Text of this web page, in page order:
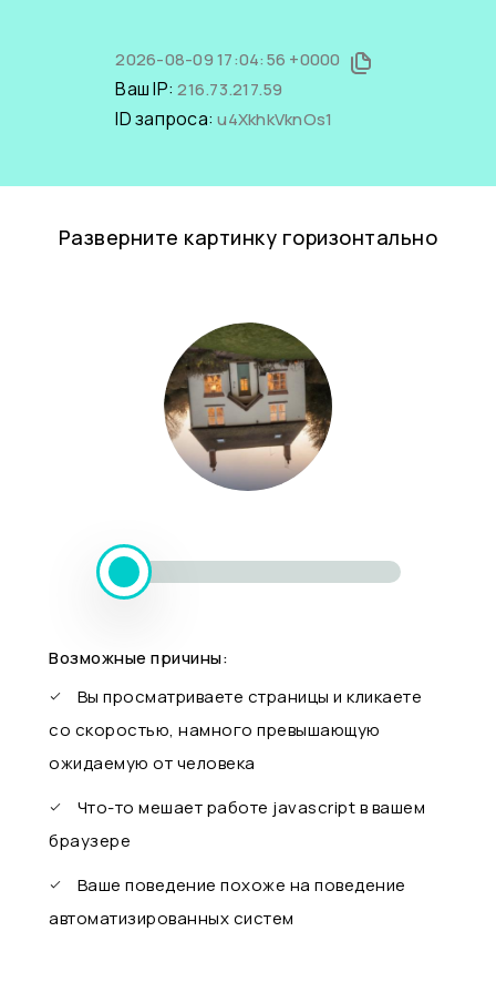
2026-08-09 17:04:56 +0000
Ваш IP:216.73.217.59
ID запроса:u4XkhkVknOs1
Разверните картинку горизонтально
Возможные причины:
Вы просматриваете страницы и кликаете
со скоростью, намного превышающую
ожидаемую от человека
Что-то мешает работе javascript в вашем
браузере
Ваше поведение похоже на поведение
автоматизированных систем